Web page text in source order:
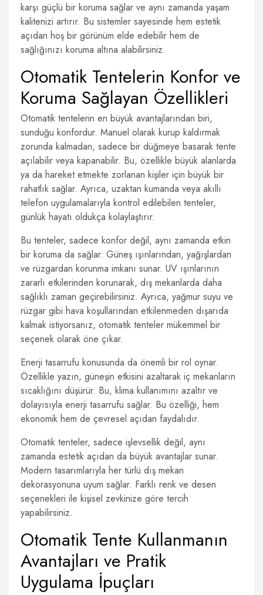
karşı güçlü bir koruma sağlar ve aynı zamanda yaşam
kalitenizi artırır. Bu sistemler sayesinde hem estetik
açıdan hoş bir görünüm elde edebilir hem de
sağlığınızı koruma altına alabilirsiniz.
Otomatik Tentelerin Konfor ve
Koruma Sağlayan Özellikleri
Otomatik tentelerin en büyük avantajlarından biri,
sunduğu konfordur. Manuel olarak kurup kaldırmak
zorunda kalmadan, sadece bir düğmeye basarak tente
açılabilir veya kapanabilir. Bu, özellikle büyük alanlarda
ya da hareket etmekte zorlanan kişiler için büyük bir
rahatlık sağlar. Ayrıca, uzaktan kumanda veya akıllı
telefon uygulamalarıyla kontrol edilebilen tenteler,
günlük hayatı oldukça kolaylaştırır.
Bu tenteler, sadece konfor değil, aynı zamanda etkin
bir koruma da sağlar. Güneş ışınlarından, yağışlardan
ve rüzgardan korunma imkanı sunar. UV ışınlarının
zararlı etkilerinden korunarak, dış mekanlarda daha
sağlıklı zaman geçirebilirsiniz. Ayrıca, yağmur suyu ve
rüzgar gibi hava koşullarından etkilenmeden dışarıda
kalmak istiyorsanız, otomatik tenteler mükemmel bir
seçenek olarak öne çıkar.
Enerji tasarrufu konusunda da önemli bir rol oynar.
Özellikle yazın, güneşin etkisini azaltarak iç mekanların
sıcaklığını düşürür. Bu, klima kullanımını azaltır ve
dolayısıyla enerji tasarrufu sağlar. Bu özelliği, hem
ekonomik hem de çevresel açıdan faydalıdır.
Otomatik tenteler, sadece işlevsellik değil, aynı
zamanda estetik açıdan da büyük avantajlar sunar.
Modern tasarımlarıyla her türlü dış mekan
dekorasyonuna uyum sağlar. Farklı renk ve desen
seçenekleri ile kişisel zevkinize göre tercih
yapabilirsiniz.
Otomatik Tente Kullanmanın
Avantajları ve Pratik
Uygulama İpuçları